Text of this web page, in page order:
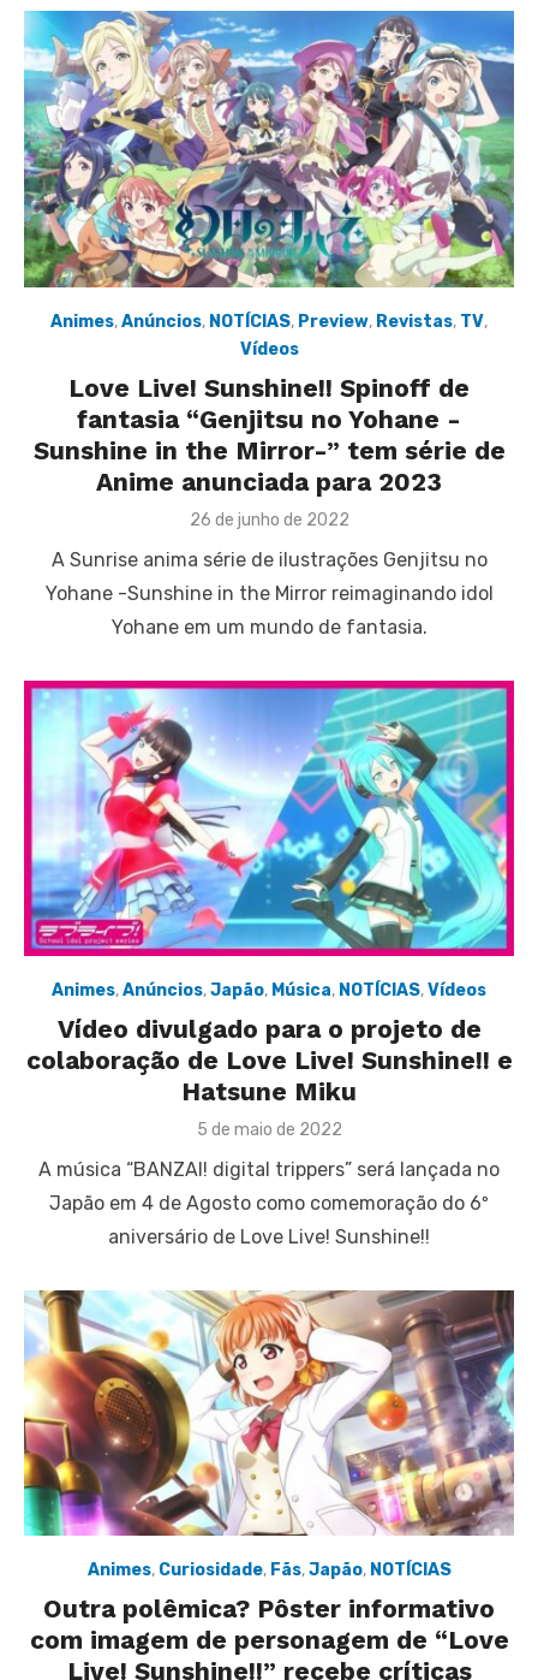
Animes,Anúncios, NOTÍCIAS, Preview, Revistas, TV,
Vídeos
Love Live! Sunshine!! Spinoff de
fantasia “Genjitsu no Yohane -
Sunshine in the Mirror-” tem série de
Anime anunciada para 2023
Posted
26 de junho de 2022
A Sunrise anima série de ilustrações Genjitsu no
Yohane -Sunshine in the Mirror reimaginando idol
Yohane em um mundo de fantasia.
Animes,Anúncios,Japão, Música, NOTÍCIAS,Vídeos
Vídeo divulgado para o projeto de
colaboração de Love Live! Sunshine!! e
Hatsune Miku
Posted
5 de maio de 2022
A música “BANZAI! digital trippers” será lançada no
Japão em 4 de Agosto como comemoração do 6º
aniversário de Love Live! Sunshine!!
Animes, Curiosidade, Fãs,Japão, NOTÍCIAS
Outra polêmica? Pôster informativo
com imagem de personagem de “Love
Live! Sunshine!!” recebe críticas